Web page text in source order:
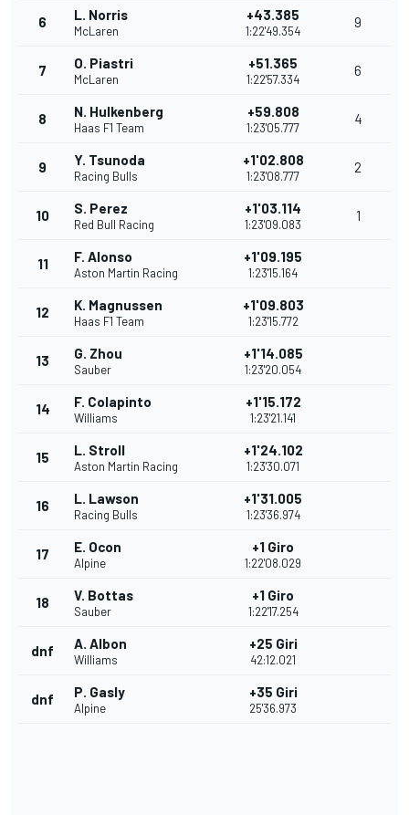
6 L. Norris
McLaren
+43.385
1:22'49.354
9
7 O. Piastri
McLaren
+51.365
1:22'57.334
6
8 N. Hulkenberg
Haas F1 Team
+59.808
1:23'05.777
4
9 Y. Tsunoda
Racing Bulls
+1'02.808
1:23'08.777
2
10 S. Perez
Red Bull Racing
+1'03.114
1:23'09.083
1
11 F. Alonso
Aston Martin Racing
+1'09.195
1:23'15.164
12 K. Magnussen
Haas F1 Team
+1'09.803
1:23'15.772
13 G. Zhou
Sauber
+1'14.085
1:23'20.054
14 F. Colapinto
Williams
+1'15.172
1:23'21.141
15 L. Stroll
Aston Martin Racing
+1'24.102
1:23'30.071
16 L. Lawson
Racing Bulls
+1'31.005
1:23'36.974
17 E. Ocon
Alpine
+1 Giro
1:22'08.029
18 V. Bottas
Sauber
+1 Giro
1:22'17.254
dnf A. Albon
Williams
+25 Giri
42:12.021
dnf P. Gasly
Alpine
+35 Giri
25'36.973